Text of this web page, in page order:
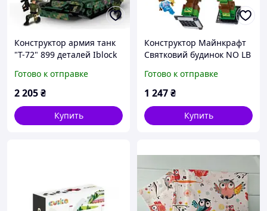
Конструктор армия танк
"Т-72" 899 деталей Iblock
Готово к отправке
2 205₴
Купить
Конструктор Майнкрафт
Святковий будинок NO LB
511 дет. ) LED Світиться
Готово к отправке
1 247₴
Купить